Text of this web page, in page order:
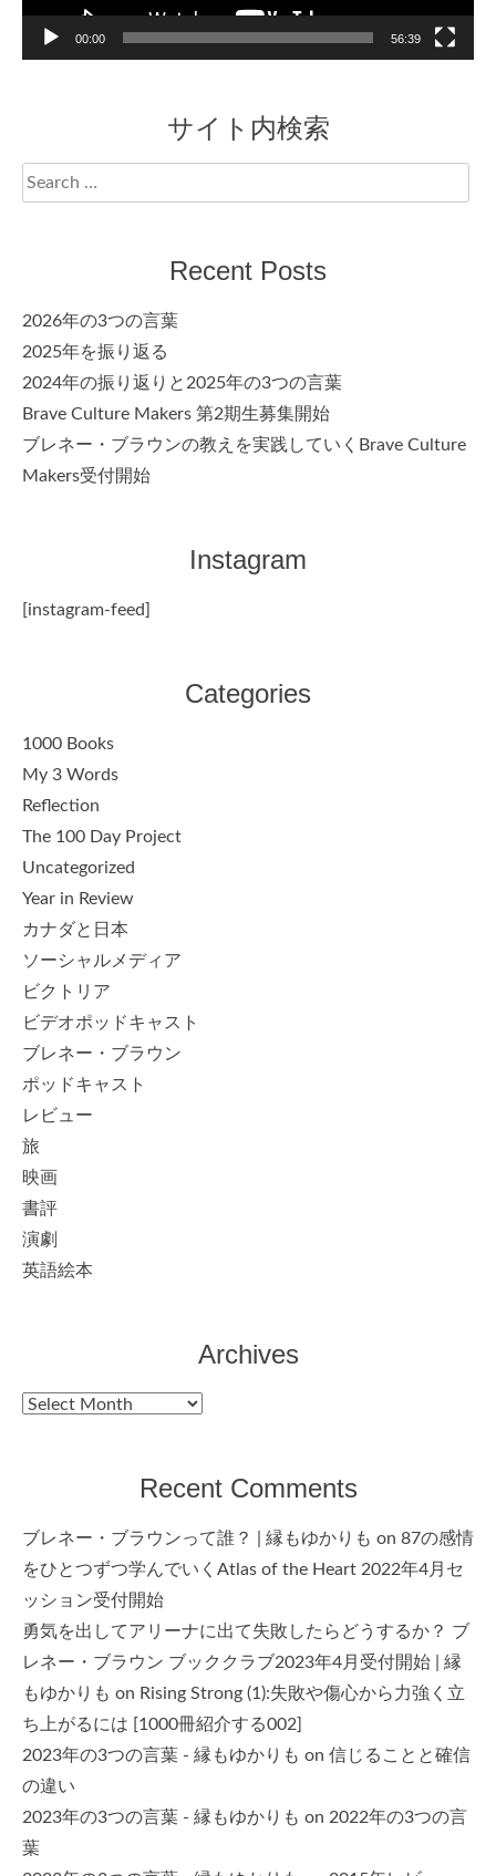
00:00 56:39
サイト内検索
Search
for:
Recent Posts
2026年の3つの言葉
2025年を振り返る
2024年の振り返りと2025年の3つの言葉
Brave Culture Makers 第2期生募集開始
ブレネー・ブラウンの教えを実践していくBrave Culture
Makers受付開始
Instagram
[instagram-feed]
Categories
1000 Books
My 3 Words
Reflection
The 100 Day Project
Uncategorized
Year in Review
カナダと日本
ソーシャルメディア
ビクトリア
ビデオポッドキャスト
ブレネー・ブラウン
ポッドキャスト
レビュー
旅
映画
書評
演劇
英語絵本
Archives
Archives
Recent Comments
ブレネー・ブラウンって誰？ | 縁もゆかりも on 87の感情
をひとつずつ学んでいくAtlas of the Heart 2022年4月セ
ッション受付開始
勇気を出してアリーナに出て失敗したらどうするか？ ブ
レネー・ブラウン ブッククラブ2023年4月受付開始 | 縁
もゆかりも on Rising Strong (1):失敗や傷心から力強く立
ち上がるには [1000冊紹介する002]
2023年の3つの言葉 - 縁もゆかりも on 信じることと確信
の違い
2023年の3つの言葉 - 縁もゆかりも on 2022年の3つの言
葉